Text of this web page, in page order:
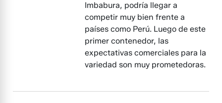
Imbabura, podría llegar a
competir muy bien frente a
países como Perú. Luego de este
primer contenedor, las
expectativas comerciales para la
variedad son muy prometedoras.